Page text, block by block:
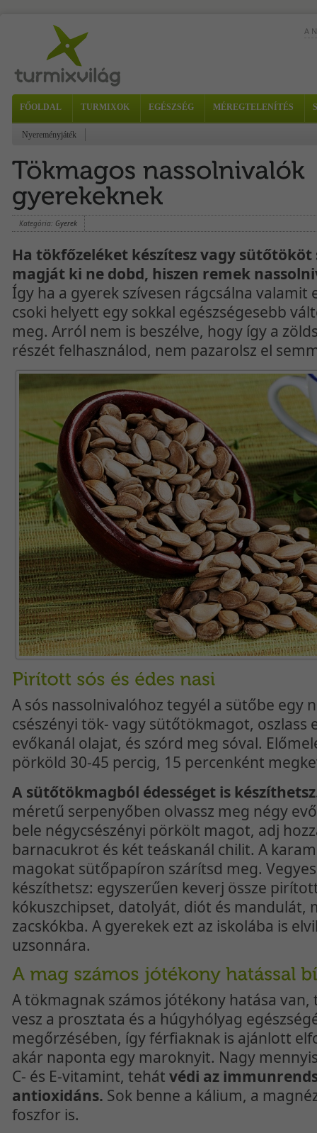
A
FŐOLDAL TURMIXOK EGÉSZSÉG MÉREGTELENÍTÉS
Nyereményjáték
Kategória: Gyerek
Ha tökfőzeléket készítesz vagy sütőtököt
magját ki ne dobd, hiszen remek
Így ha a gyerek szívesen rágcsálna valamit
csoki helyett egy sokkal egészségesebb
meg. Arról nem is beszélve, hogy így a
részét felhasználod, nem pazarolsz el
A sós nassolnivalóhoz tegyél a sütőbe egy
csészényi tök- vagy sütőtökmagot, oszlass
evőkanál olajat, és szórd meg sóval.
pörköld 30-45 percig, 15 percenként
A sütőtökmagból édességet is
méretű serpenyőben olvassz meg négy
bele négycsészényi pörkölt magot, adj
barnacukrot és két teáskanál chilit. A
magokat sütőpapíron szárítsd meg.
készíthetsz: egyszerűen keverj össze
kókuszchipset, datolyát, diót és mandulát,
zacskókba. A gyerekek ezt az iskolába is
uzsonnára.
A tökmagnak számos jótékony hatása
vesz a prosztata és a húgyhólyag
megőrzésében, így férfiaknak is ajánlott
akár naponta egy maroknyit. Nagy
C- és E-vitamint, tehát védi az
antioxidáns. Sok benne a kálium, a
foszfor is.